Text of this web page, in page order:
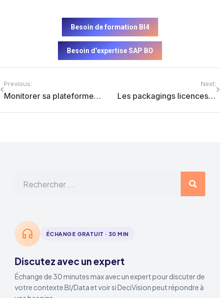
Besoin de formation BI4
Besoin d'expertise SAP BO
Previous:
Monitorer sa plateforme BI4
Next:
Les packagings licences SAP Business Objects expliqués à mon DSI
ÉCHANGE GRATUIT · 30 MIN
Discutez avec un expert
Échange de 30 minutes max avec un expert pour discuter de
votre contexte BI/Data et voir si DeciVision peut répondre à